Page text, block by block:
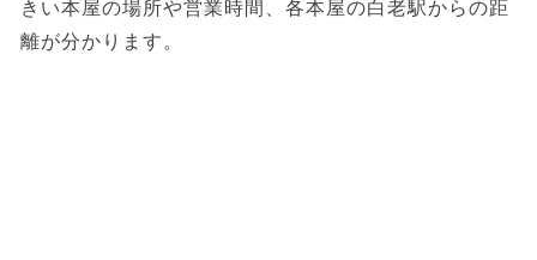
きい本屋の場所や営業時間、各本屋の白老駅からの距
離が分かります。